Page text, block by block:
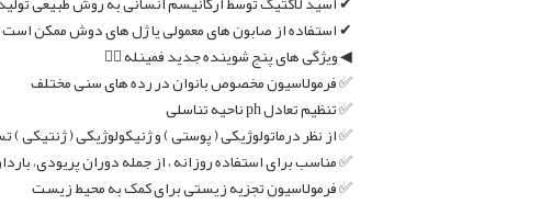
✔ استفاده از صابون های معمولی یا ژل های دوش ممکن
◀ ویژگی های پنج شوینده جدید فمینله 👇🏻
✅ فرمولاسیون مخصوص بانوان در رده های سنی مختلف
✅ تنظیم تعادل ph ناحیه تناسلی
✅ از نظر درماتولوژیکی ( پوستی ) و ژنیکولوژیکی (
✅ مناسب برای استفاده روزانه ، از جمله دوران پریودی،
✅ فرمولاسیون تجزیه زیستی برای کمک به محیط زیست